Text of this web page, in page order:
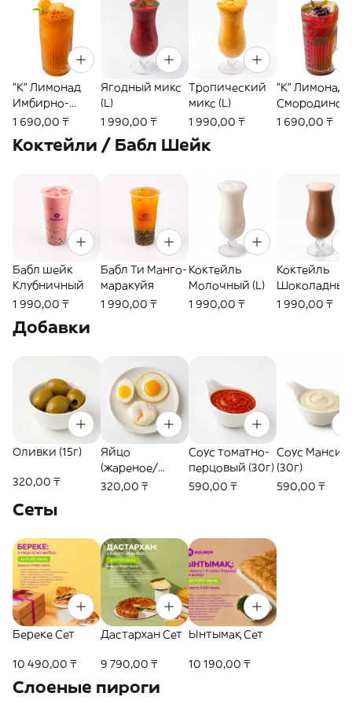
"К" Лимонад
Имбирно-
облепиховый
1 690,00 ₸
Ягодный микс
(L)
1 990,00 ₸
Тропический
микс (L)
1 990,00 ₸
"К" Лимонад
й XXL (GO)
1 690,00 ₸
Коктейли / Бабл Шейк
Бабл шейк
Клубничный
1 990,00 ₸
Бабл Ти Манго-
маракуйя
1 990,00 ₸
Коктейль
Молочный (L)
1 990,00 ₸
Коктейль
Шоколадный
(L)
1 990,00 ₸
Добавки
Оливки (15г)
320,00 ₸
Яйцо
(жареное/
отварное/
320,00 ₸
Соус томатно-
перцовый (30г)
590,00 ₸
Соус
(30г)
590,00 ₸
Сеты
Береке Сет
10 490,00 ₸
Дастархан Сет
9 790,00 ₸
Ынтымақ Сет
10 190,00 ₸
Слоеные пироги